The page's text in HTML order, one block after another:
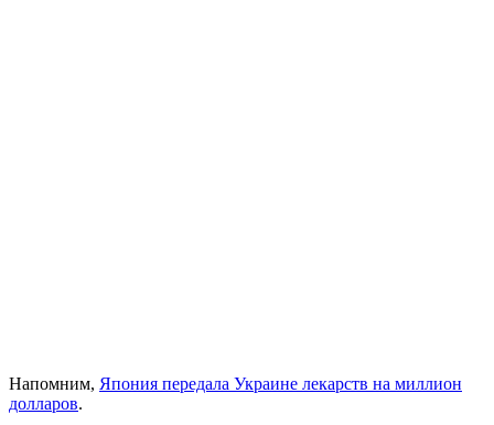
Напомним, Япония передала Украине лекарств на миллион
долларов.